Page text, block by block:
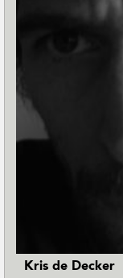
Kris de Decker